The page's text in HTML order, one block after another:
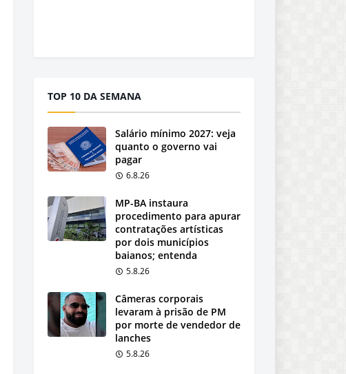
TOP 10 DA SEMANA
Salário mínimo 2027: veja
quanto o governo vai
pagar
6.8.26
MP-BA instaura
procedimento para apurar
contratações artísticas
por dois municípios
baianos; entenda
5.8.26
Câmeras corporais
levaram à prisão de PM
por morte de vendedor de
lanches
5.8.26